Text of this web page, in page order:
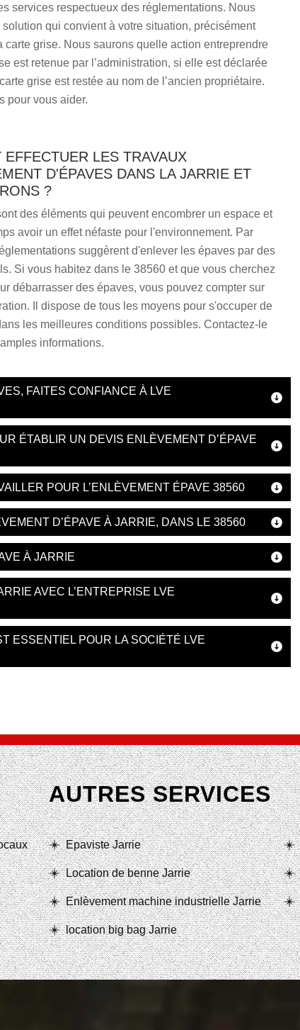
services respectueux des réglementations. Nous
qui convient à votre situation, précisément
carte grise. Nous saurons quelle action entreprendre
est retenue par l’administration, si elle est déclarée
grise est restée au nom de l’ancien propriétaire.
pour vous aider.
EFFECTUER LES TRAVAUX
D'ÉPAVES DANS LA JARRIE ET
?
des éléments qui peuvent encombrer un espace et
avoir un effet néfaste pour l'environnement. Par
suggèrent d'enlever les épaves par des
Si vous habitez dans le 38560 et que vous cherchez
débarrasser des épaves, vous pouvez compter sur
Il dispose de tous les moyens pour s'occuper de
les meilleures conditions possibles. Contactez-le
informations.
FAITES CONFIANCE À LVE
ÉTABLIR UN DEVIS ENLÈVEMENT D’ÉPAVE
POUR L’ENLÈVEMENT ÉPAVE 38560
D’ÉPAVE À JARRIE, DANS LE 38560
À JARRIE
AVEC L’ENTREPRISE LVE
ESSENTIEL POUR LA SOCIÉTÉ LVE
AUTRES SERVICES
Epaviste Jarrie
Location de benne Jarrie
Enlèvement machine industrielle Jarrie
location big bag Jarrie